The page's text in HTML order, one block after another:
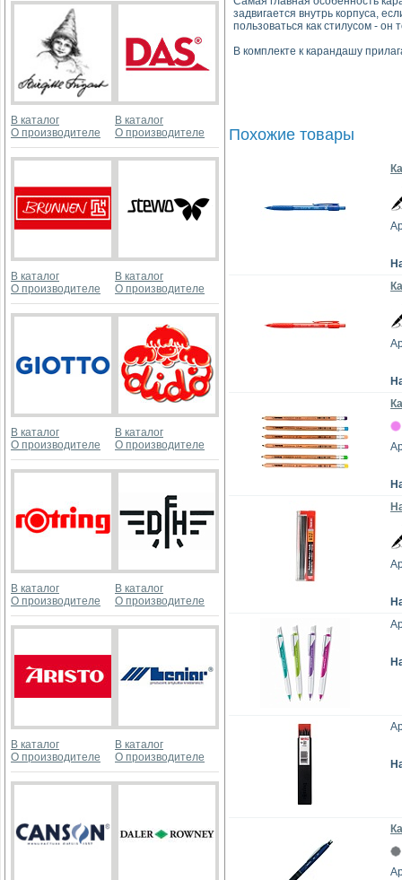
В каталог
О производителе
В каталог
О производителе
В каталог
О производителе
В каталог
О производителе
В каталог
О производителе
В каталог
О производителе
В каталог
О производителе
В каталог
О производителе
В каталог
О производителе
В каталог
О производителе
задвигается внутрь корпуса,
пользоваться как стилусом -
В комплекте к карандашу
Похожие товары